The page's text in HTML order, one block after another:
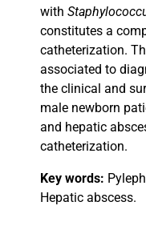
with
constitutes a
catheterization.
associated to
the clinical and
male newborn
and hepatic
catheterization.
Key words:
Hepatic abscess.